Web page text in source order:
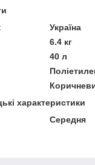
Україна
6.4 кг
40 л
характеристики
Середня